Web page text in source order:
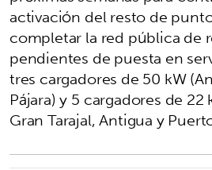
activación del resto de
completar la red pública de
pendientes de puesta en
tres cargadores de 50 kW
Pájara) y 5 cargadores de
Gran Tarajal, Antigua y